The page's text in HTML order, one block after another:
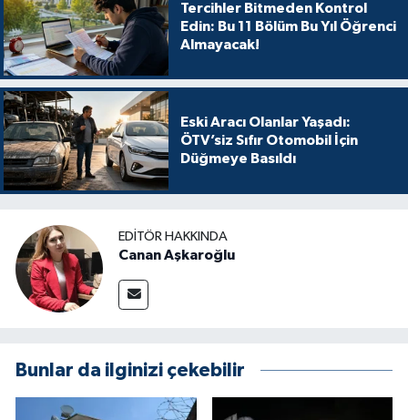
Tercihler Bitmeden Kontrol
Edin: Bu 11 Bölüm Bu Yıl Öğrenci
Almayacak!
Eski Aracı Olanlar Yaşadı:
ÖTV’siz Sıfır Otomobil İçin
Düğmeye Basıldı
EDITÖR HAKKINDA
Canan Aşkaroğlu
Bunlar da ilginizi çekebilir